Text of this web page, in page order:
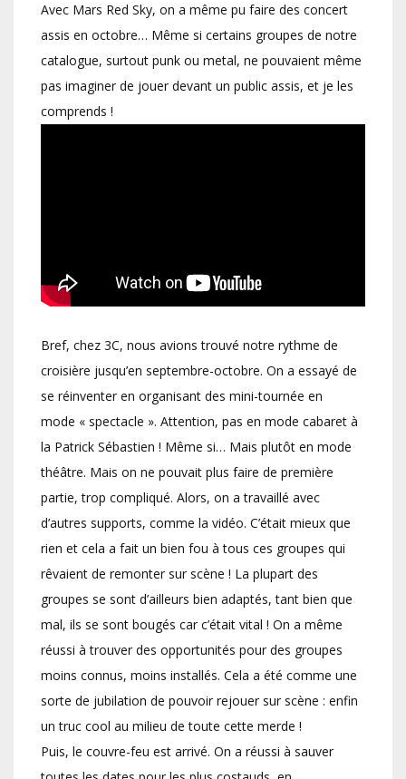
Avec Mars Red Sky, on a même pu faire des concert
assis en octobre… Même si certains groupes de notre
catalogue, surtout punk ou metal, ne pouvaient même
pas imaginer de jouer devant un public assis, et je les
comprends !
Bref, chez 3C, nous avions trouvé notre rythme de
croisière jusqu’en septembre-octobre. On a essayé de
se réinventer en organisant des mini-tournée en
mode « spectacle ». Attention, pas en mode cabaret à
la Patrick Sébastien ! Même si… Mais plutôt en mode
théâtre. Mais on ne pouvait plus faire de première
partie, trop compliqué. Alors, on a travaillé avec
d’autres supports, comme la vidéo. C’était mieux que
rien et cela a fait un bien fou à tous ces groupes qui
rêvaient de remonter sur scène ! La plupart des
groupes se sont d’ailleurs bien adaptés, tant bien que
mal, ils se sont bougés car c’était vital ! On a même
réussi à trouver des opportunités pour des groupes
moins connus, moins installés. Cela a été comme une
sorte de jubilation de pouvoir rejouer sur scène : enfin
un truc cool au milieu de toute cette merde !
Puis, le couvre-feu est arrivé. On a réussi à sauver